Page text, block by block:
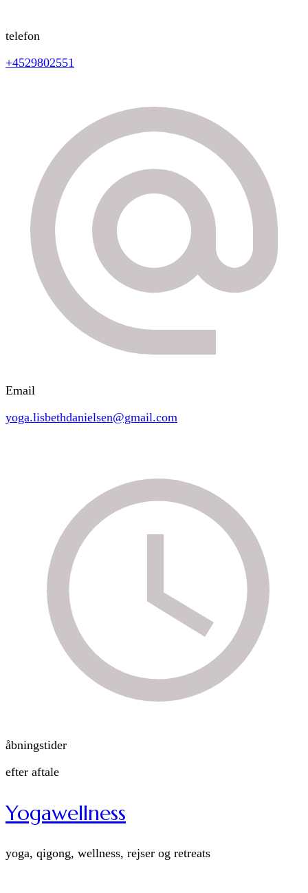
telefon
+4529802551
Email
yoga.lisbethdanielsen@gmail.com
åbningstider
efter aftale
Yogawellness
yoga, qigong, wellness, rejser og retreats